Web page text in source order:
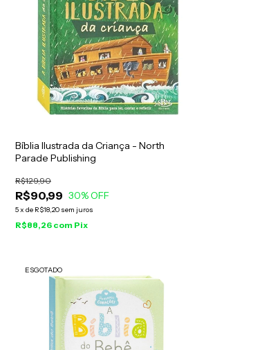
Bíblia Ilustrada da Criança - North
Parade Publishing
R$90,99
R$129,90
30% OFF
5x de R$18,20 sem juros
R$88,26 com Pix
ESGOTADO